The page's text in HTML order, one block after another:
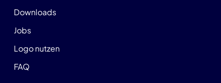
Downloads
Jobs
Logo nutzen
FAQ